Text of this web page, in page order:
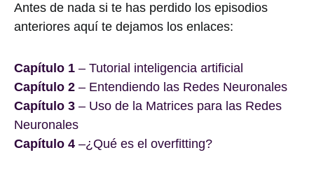
Antes de nada si te has perdido los episodios
anteriores aquí te dejamos los enlaces:
Capítulo 1 – Tutorial inteligencia artificial
Capítulo 2 – Entendiendo las Redes Neuronales
Capítulo 3 – Uso de la Matrices para las Redes
Neuronales
Capítulo 4 –¿Qué es el overfitting?